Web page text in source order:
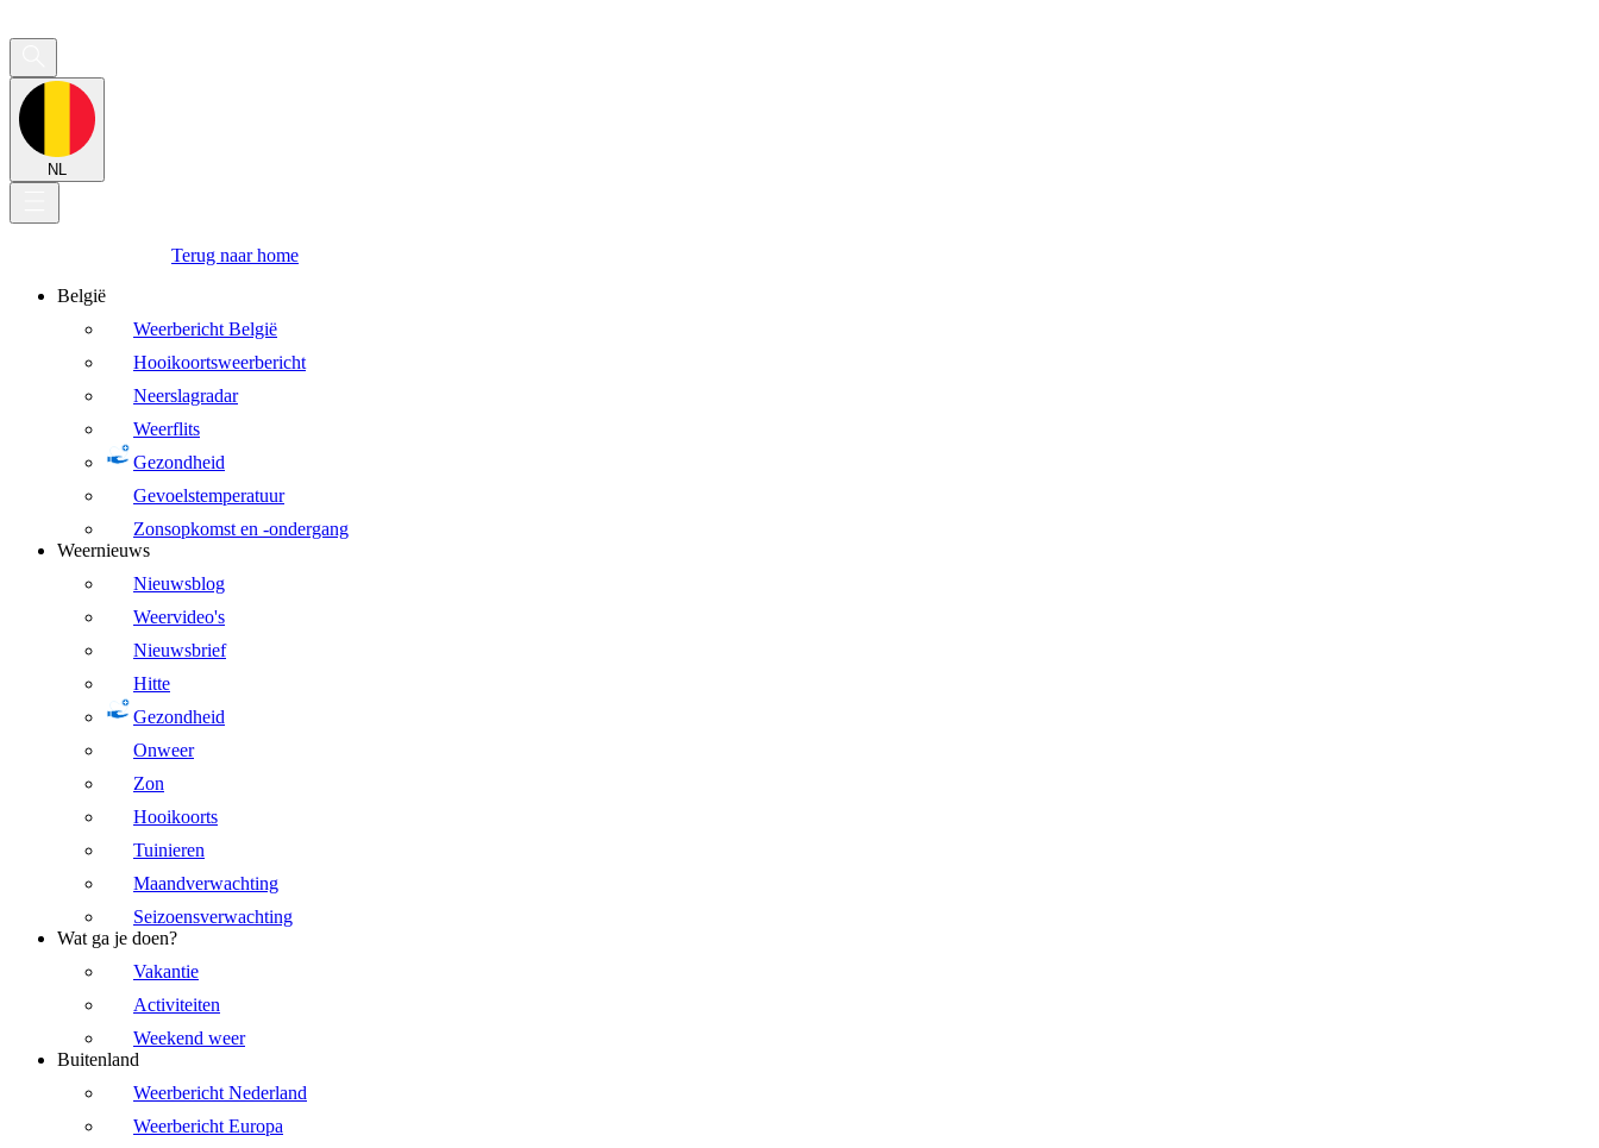
NL
Terug naar home
België
Weerbericht België
Hooikoortsweerbericht
Neerslagradar
Weerflits
Gezondheid
Gevoelstemperatuur
Zonsopkomst en -ondergang
Weernieuws
Nieuwsblog
Weervideo's
Nieuwsbrief
Hitte
Gezondheid
Onweer
Zon
Hooikoorts
Tuinieren
Maandverwachting
Seizoensverwachting
Wat ga je doen?
Vakantie
Activiteiten
Weekend weer
Buitenland
Weerbericht Nederland
Weerbericht Europa